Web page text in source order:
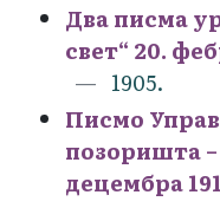
Два писма
свет“ 20.
1905.
Писмо
позоришта
децембра